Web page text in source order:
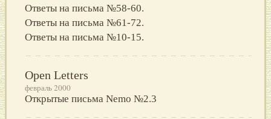
Ответы на письма №58-60.
Ответы на письма №61-72.
Ответы на письма №10-15.
Open Letters
февраль 2000
Открытые письма Nemo №2.3